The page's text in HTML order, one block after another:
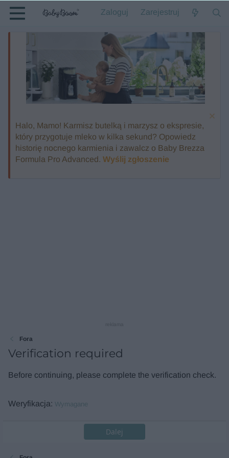
Zaloguj Zarejestruj
Halo, Mamo! Karmisz butelką i marzysz o ekspresie,
który przygotuje mleko w kilka sekund? Opowiedz
historię nocnego karmienia i zawalcz o Baby Brezza
Formula Pro Advanced. Wyślij zgłoszenie
Fora
Verification required
Before continuing, please complete the verification check.
Weryfikacja Wymagane
Dalej